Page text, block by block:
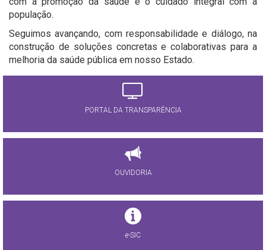
população.
Seguimos avançando, com responsabilidade e diálogo, na
construção de soluções concretas e colaborativas para a
melhoria da saúde pública em nosso Estado.
PORTAL DA TRANSPARÊNCIA
OUVIDORIA
e-SIC